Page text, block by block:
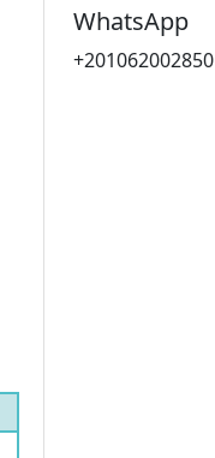
WhatsApp
+201062002850